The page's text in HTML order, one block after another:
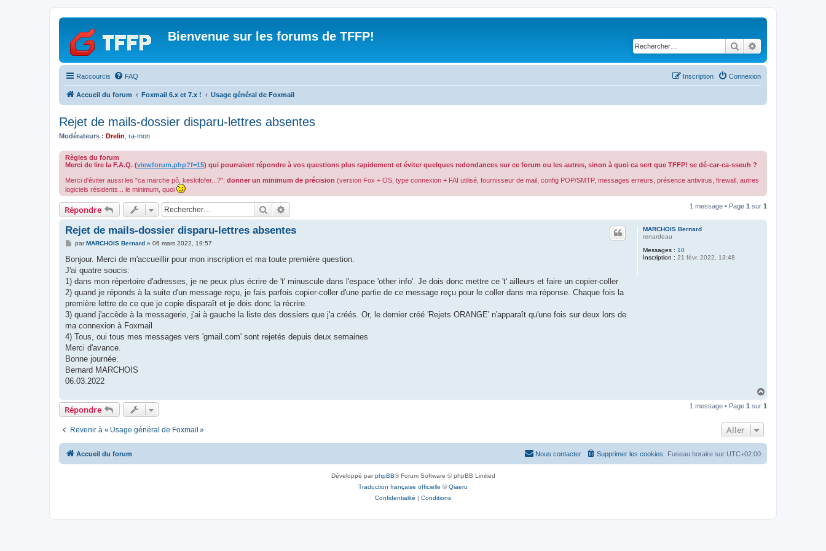
Bienvenue sur les forums de TFFP!
Rechercher
Raccourcis FAQ Connexion
Inscription
Accueil du forum Foxmail 6.x et 7.x ! Usage général de Foxmail
Rejet de mails-dossier disparu-lettres absentes
Modérateurs : Drelin ra-mon
Règles du forum
Merci de lire la F.A.Q. (viewforum.php?f=15) qui pourraient répondre à vos questions plus rapidement et éviter quelques redondances sur ce forum ou les autres, sinon à quoi ca sert que TFFP! se dé-car-ca-sseuh ?
Merci d'éviter aussi les "ca marche pô, keskifofer...?": donner un minimum de précision (version Fox + OS, type connexion + FAI utilisé, fournisseur de mail, config POP/SMTP, messages erreurs, présence antivirus, firewall, autres
logiciels résidents... le minimum, quoi
Répondre Rechercher 1 message • Page 1 sur 1
MARCHOIS Bernard
renardeau
Messages : 10
Inscription : 21 févr. 2022, 13:48
Rejet de mails-dossier disparu-lettres absentes
M
s
a
g
parMARCHOIS Bernard» 06 mars 2022, 19:57
Bonjour. Merci de m'accueillir pour mon inscription et ma toute première question.
J'ai quatre soucis:
1) dans mon répertoire d'adresses, je ne peux plus écrire de 't' minuscule dans l'espace 'other info'. Je dois donc mettre ce 't' ailleurs et faire un copier-coller
2) quand je réponds à la suite d'un message reçu, je fais parfois copier-coller d'une partie de ce message reçu pour le coller dans ma réponse. Chaque fois la
première lettre de ce que je copie disparaît et je dois donc la récrire.
3) quand j'accède à la messagerie, j'ai à gauche la liste des dossiers que j'a créés. Or, le dernier créé 'Rejets ORANGE' n'apparaît qu'une fois sur deux lors de
ma connexion à Foxmail
4) Tous, oui tous mes messages vers 'gmail.com' sont rejetés depuis deux semaines
Merci d'avance.
Bonne journée.
Bernard MARCHOIS
06.03.2022
u
Répondre 1 message • Page 1 sur 1
Revenir à « Usage général de Foxmail » Aller
Accueil du forum Fuseau horaire sur UTC+02:00
Supprimer les cookies
Nous contacter
Développé parphpBB® Forum Software © phpBB Limited
Traduction française officielle ©Qiaeru
Confidentialité | Conditions